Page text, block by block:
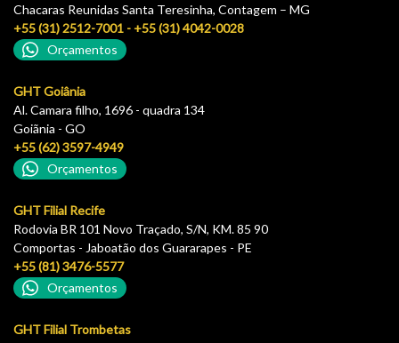
Chacaras Reunidas Santa Teresinha, Contagem – MG
+55 (31) 2512-7001 - +55 (31) 4042-0028
Orçamentos
GHT Goiânia
Al. Camara filho, 1696 - quadra 134
Goiãnia - GO
+55 (62) 3597-4949
Orçamentos
GHT Filial Recife
Rodovia BR 101 Novo Traçado, S/N, KM. 85 90
Comportas - Jaboatão dos Guararapes - PE
+55 (81) 3476-5577
Orçamentos
GHT Filial Trombetas